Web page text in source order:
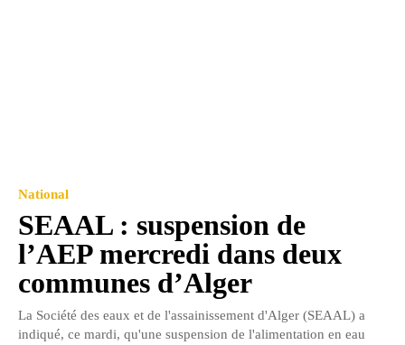
National
SEAAL : suspension de
l’AEP mercredi dans deux
communes d’Alger
La Société des eaux et de l'assainissement d'Alger (SEAAL) a
indiqué, ce mardi, qu'une suspension de l'alimentation en eau